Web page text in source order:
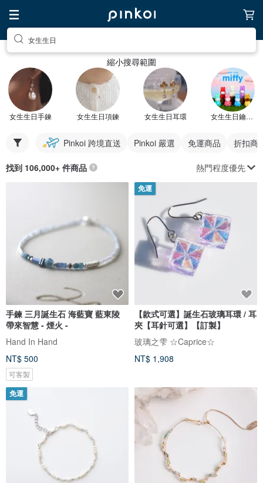
女生生日
縮小搜尋範圍
女生生日手鍊 女生生日項鍊 女生生日耳環 女生生日鑰匙圈
Pinkoi 跨境直送 Pinkoi 嚴選 免運商品 折扣商
找到 106,000+ 件商品 熱門程度優先
手鍊 三月誕生石 海藍寶 藍東陵
帶來智慧 - 煙火 -
Hand In Hand
NT$ 500
可客製
免運
【款式可選】誕生石玻璃耳環 / 耳
夾【耳針可選】【訂製】
玻璃之雫 ☆Caprice☆
NT$ 1,908
免運